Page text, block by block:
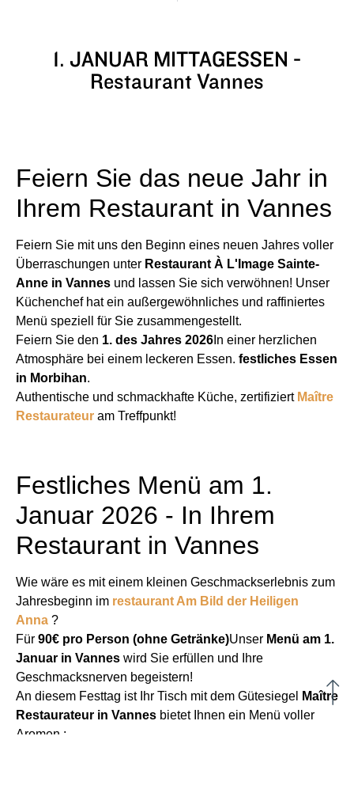
1. JANUAR MITTAGESSEN -
Restaurant Vannes
Feiern Sie das neue Jahr in
Ihrem Restaurant in Vannes
Feiern Sie mit uns den Beginn eines neuen Jahres voller
Überraschungen unter Restaurant À L'Image Sainte-
Anne in Vannes und lassen Sie sich verwöhnen! Unser
Küchenchef hat ein außergewöhnliches und raffiniertes
Menü speziell für Sie zusammengestellt.
Feiern Sie den 1. des Jahres 2026 In einer herzlichen
Atmosphäre bei einem leckeren Essen. festliches Essen
in Morbihan.
Authentische und schmackhafte Küche, zertifiziert Maître
Restaurateur am Treffpunkt!
Festliches Menü am 1.
Januar 2026 - In Ihrem
Restaurant in Vannes
Wie wäre es mit einem kleinen Geschmackserlebnis zum
Jahresbeginn im restaurant Am Bild der Heiligen
Anna ?
Für 90€ pro Person (ohne Getränke)Unser Menü am 1.
Januar in Vannes wird Sie erfüllen und Ihre
Geschmacksnerven begeistern!
An diesem Festtag ist Ihr Tisch mit dem Gütesiegel
Maître
Restaurateur in Vannes bietet Ihnen ein Menü voller
Aromen :